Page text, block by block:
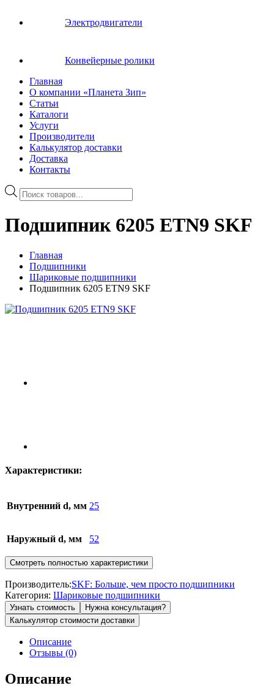
Электродвигатели
Конвейерные ролики
Главная
О компании «Планета Зип»
Статьи
Каталоги
Услуги
Производители
Калькулятор доставки
Доставка
Контакты
Поиск
товаров
Подшипник 6205 ETN9 SKF
Главная
Подшипники
Шариковые подшипники
Подшипник 6205 ETN9 SKF
Характеристики:
Внутренний d, мм 25
Наружный d, мм 52
Смотреть полностью характеристики
Производитель:SKF: Больше, чем просто подшипники
Категория: Шариковые подшипники
Узнать стоимость
Нужна консультация?
Калькулятор стоимости доставки
Описание
Отзывы (0)
Описание